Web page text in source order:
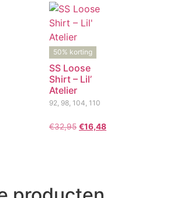
50% korting
SS Loose
Shirt – Lil’
Atelier
92, 98, 104, 110
€32,95 €16,48